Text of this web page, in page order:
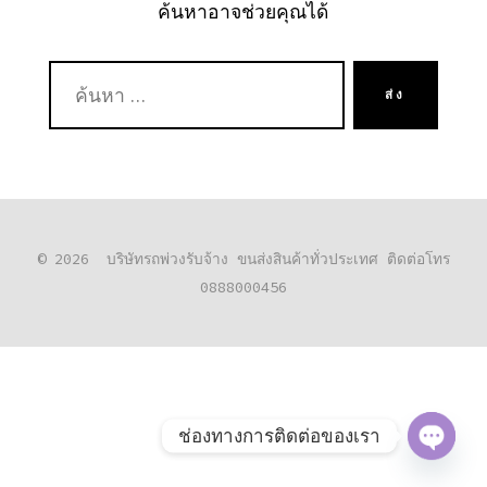
ค้นหาอาจช่วยคุณได้
ส่ง
© 2026 บริษัทรถพ่วงรับจ้าง ขนส่งสินค้าทั่วประเทศ ติดต่อโทร
0888000456
ช่องทางการติดต่อของเรา
O